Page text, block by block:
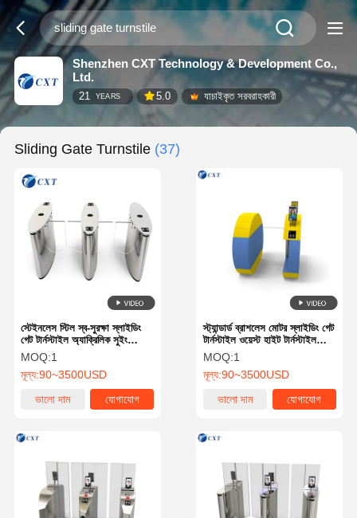
Shenzhen CXT Technology & Development Co.,
Ltd.
21 YEARS 5.0 যাচাইকৃত সরবরাহকারী
Sliding Gate Turnstile (37)
স্টেইনলেস স্টিল স্ব-সুরক্ষা স্লাইডিং
গেট টার্নস্টাইল অ্যাক্রিলিক সুইং
ব্যারিয়ার গেট 510TY-
MOQ:1
মূল্য:90~3500USD
ভালো দাম
যোগাযোগ
স্ট্যান্ডার্ড ব্রাশলেস মোটর স্লাইডিং গেট
টার্নস্টাইল ওয়েস্ট হাইট টার্নস্টাইল
১০৩ডিডি
MOQ:1
মূল্য:90~3500USD
ভালো দাম
যোগাযোগ